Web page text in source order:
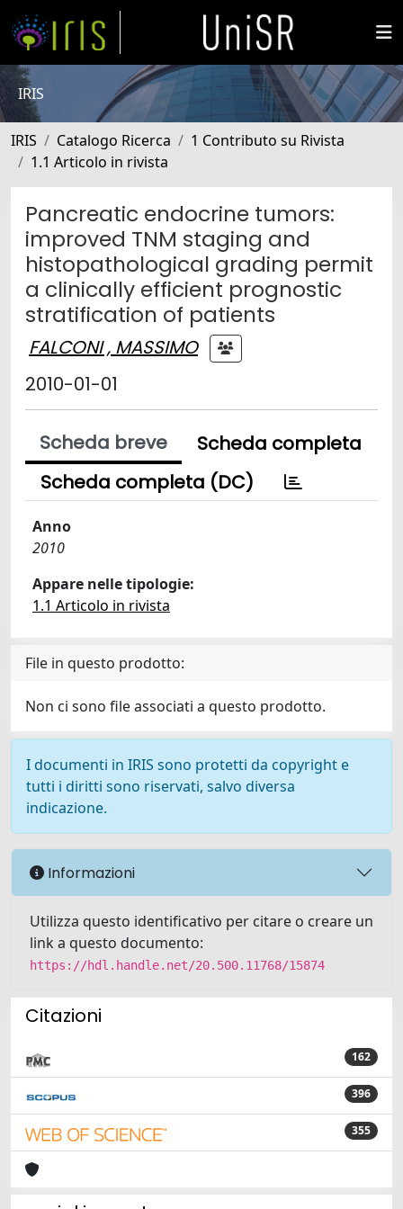
IRIS
IRIS Catalogo Ricerca
1 Contributo su Rivista
1.1 Articolo in rivista
Pancreatic endocrine tumors:
improved TNM staging and
histopathological grading permit
a clinically efficient prognostic
stratification of patients
FALCONI , MASSIMO
2010-01-01
Scheda breve
Scheda completa
Scheda completa (DC)
Anno
2010
Appare nelle tipologie:
1.1 Articolo in rivista
File in questo prodotto:
Non ci sono file associati a questo prodotto.
I documenti in IRIS sono protetti da copyright e
tutti i diritti sono riservati, salvo diversa
indicazione.
Informazioni
Utilizza questo identificativo per citare o creare un
link a questo documento:
https://hdl.handle.net/20.500.11768/15874
Citazioni
162
396
355